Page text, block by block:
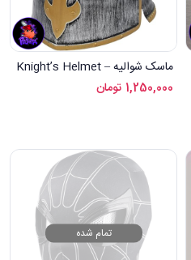
ماسک شوالیه – Knight’s Helmet
1,250,000 تومان
تمام شده